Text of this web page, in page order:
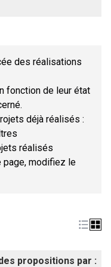
des réalisations
fonction de leur état
déjà réalisés :
réalisés
page, modifiez le
propositions par :